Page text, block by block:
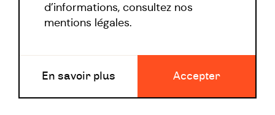
Politique covid
d’informations, consultez nos
mentions légales.
En savoir plus Accepter